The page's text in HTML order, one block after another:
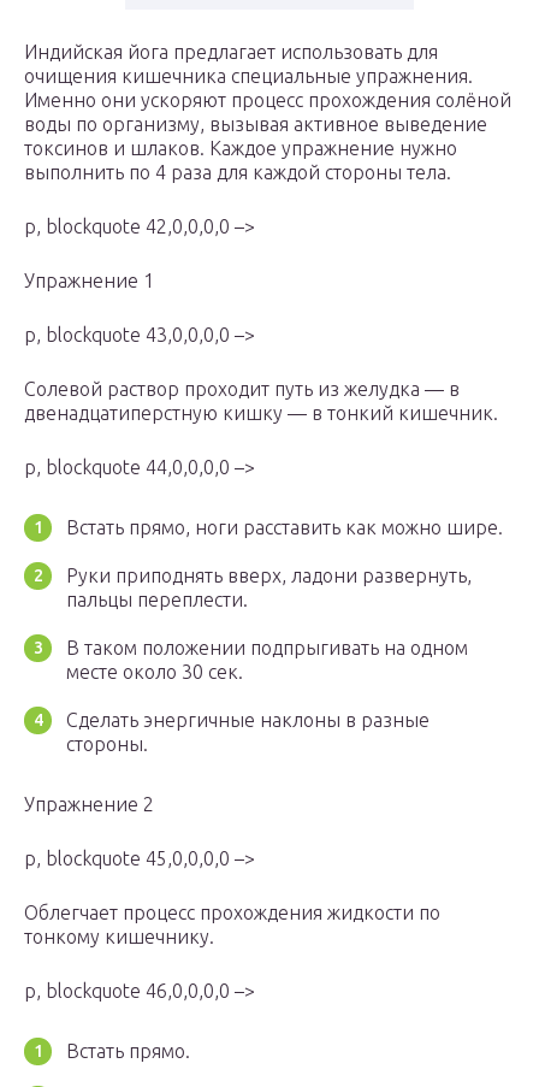
Индийская йога предлагает использовать для
очищения кишечника специальные упражнения.
Именно они ускоряют процесс прохождения солёной
воды по организму, вызывая активное выведение
токсинов и шлаков. Каждое упражнение нужно
выполнить по 4 раза для каждой стороны тела.
p, blockquote 42,0,0,0,0 –>
Упражнение 1
p, blockquote 43,0,0,0,0 –>
Солевой раствор проходит путь из желудка — в
двенадцатиперстную кишку — в тонкий кишечник.
p, blockquote 44,0,0,0,0 –>
Встать прямо, ноги расставить как можно шире.
Руки приподнять вверх, ладони развернуть,
пальцы переплести.
В таком положении подпрыгивать на одном
месте около 30 сек.
Сделать энергичные наклоны в разные
стороны.
Упражнение 2
p, blockquote 45,0,0,0,0 –>
Облегчает процесс прохождения жидкости по
тонкому кишечнику.
p, blockquote 46,0,0,0,0 –>
Встать прямо.